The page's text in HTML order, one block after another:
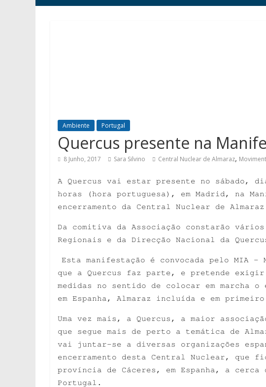
Ambiente Portugal
Quercus presente na
8 Junho, 2017 Sara Silvino Central Nuclear de Almaraz,
A Quercus vai estar presente no sábado,
horas (hora portuguesa), em Madrid, na
encerramento da Central Nuclear de
Da comitiva da Associação constarão
Regionais e da Direcção Nacional da
Esta manifestação é convocada pelo MIA
que a Quercus faz parte, e pretende exigir
medidas no sentido de colocar em marcha o
em Espanha, Almaraz incluída e em
Uma vez mais, a Quercus, a maior
que segue mais de perto a temática de
vai juntar-se a diversas organizações
encerramento desta Central Nuclear,
província de Cáceres, em Espanha, a cerca
Portugal.